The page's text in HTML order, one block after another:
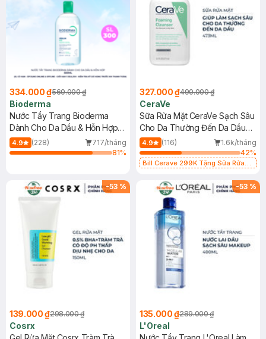
334.000 ₫560.000 ₫
Bioderma
Nước Tẩy Trang Bioderma
Dành Cho Da Dầu & Hỗn Hợp
500ml
4.9 (228)
717/tháng
81%
327.000 ₫490.000 ₫
CeraVe
Sữa Rửa Mặt CeraVe Sạch Sâu
Cho Da Thường Đến Da Dầu
473ml
4.9 (116)
1.6k/tháng
42%
Bill Cerave 299K Tặng Sữa Rửa
-53 %
139.000 ₫298.000 ₫
Cosrx
-53 %
135.000 ₫289.000 ₫
L'Oreal